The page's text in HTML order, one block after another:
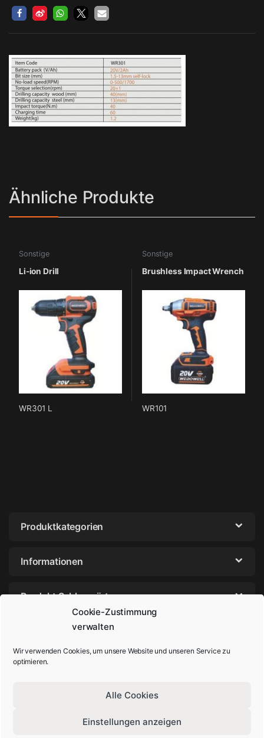
Cookie-Zustimmung
verwalten
Wir verwenden Cookies, um unsere Website und unseren Service zu
optimieren.
Alle Cookies
Einstellungen anzeigen
Ähnliche Produkte
Sonstige
Li-ion Drill
WR301 L
Sonstige
Brushless Impact Wrench
WR101
Produktkategorien
Informationen
Produkt Schlagwörter